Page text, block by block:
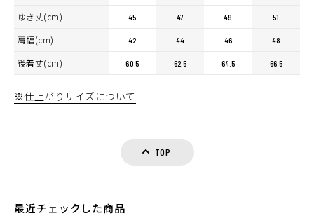
ゆき丈(cm) 45 47 49 51
肩幅(cm) 42 44 46 48
後着丈(cm) 60.5 62.5 64.5 66.5
※仕上がりサイズについて
TOP
最近チェックした商品